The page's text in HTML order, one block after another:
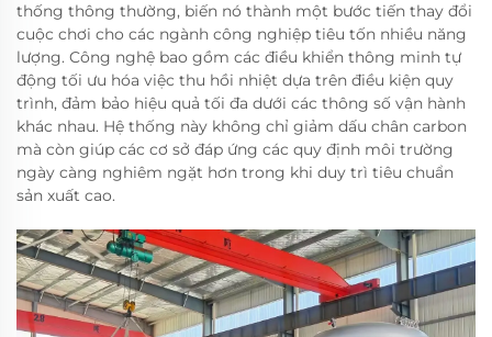
thống thông thường, biến nó thành một bước tiến thay đổi
cuộc chơi cho các ngành công nghiệp tiêu tốn nhiều năng
lượng. Công nghệ bao gồm các điều khiển thông minh tự
động tối ưu hóa việc thu hồi nhiệt dựa trên điều kiện quy
trình, đảm bảo hiệu quả tối đa dưới các thông số vận hành
khác nhau. Hệ thống này không chỉ giảm dấu chân carbon
mà còn giúp các cơ sở đáp ứng các quy định môi trường
ngày càng nghiêm ngặt hơn trong khi duy trì tiêu chuẩn
sản xuất cao.